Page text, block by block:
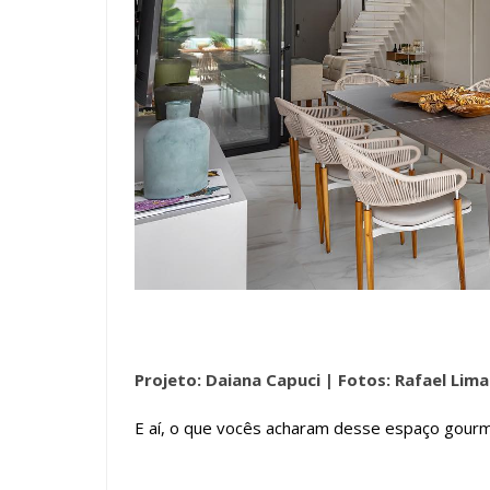
Projeto: Daiana Capuci | Fotos: Rafael Lima
E aí, o que vocês acharam desse espaço